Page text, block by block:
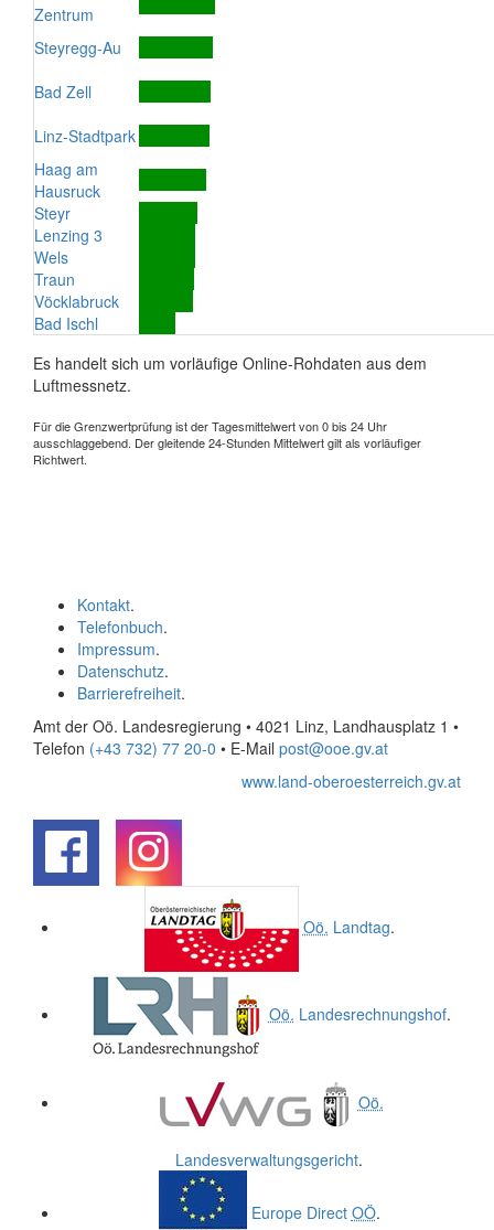
Zentrum
Steyregg-Au
Bad Zell
Linz-Stadtpark
Haag am
Hausruck
Steyr
Lenzing 3
Wels
Traun
Vöcklabruck
Bad Ischl
Es handelt sich um vorläufige Online-Rohdaten aus dem
Luftmessnetz.
Für die Grenzwertprüfung ist der Tagesmittelwert von 0 bis 24 Uhr
ausschlaggebend. Der gleitende 24-Stunden Mittelwert gilt als vorläufiger
Richtwert.
Kontakt.
Telefonbuch.
Impressum.
Datenschutz.
Barrierefreiheit.
Amt der Oö. Landesregierung • 4021 Linz, Landhausplatz 1 •
Telefon (+43 732) 77 20-0 • E-Mail post@ooe.gv.at
www.land-oberoesterreich.gv.at
Oö. Landtag.
Oö. Landesrechnungshof.
Oö.
Landesverwaltungsgericht.
Europe Direct OÖ.